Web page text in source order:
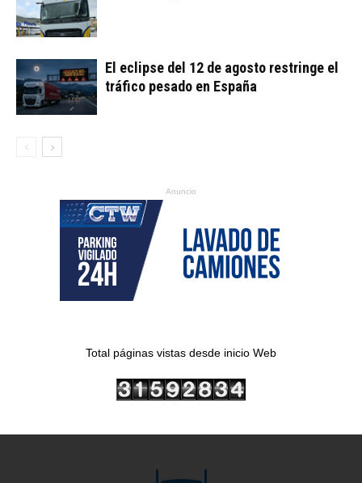
El eclipse del 12 de agosto restringe el
tráfico pesado en España
Anuncio
Total páginas vistas desde inicio Web